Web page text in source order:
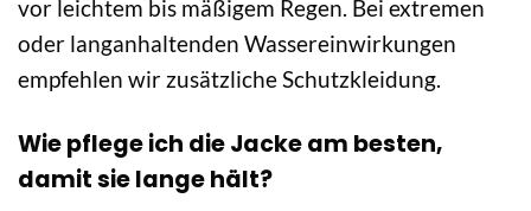
vor leichtem bis mäßigem Regen. Bei extremen
oder langanhaltenden Wassereinwirkungen
empfehlen wir zusätzliche Schutzkleidung.
Wie pflege ich die Jacke am besten,
damit sie lange hält?